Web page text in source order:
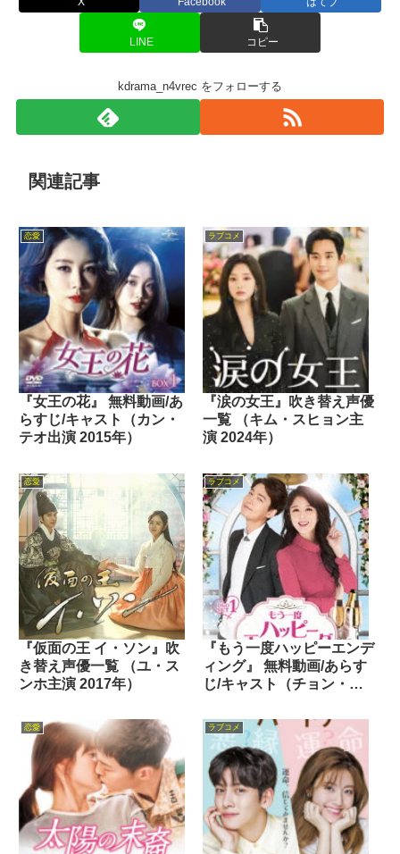
LINE コピー
kdrama_n4vrec をフォローする
関連記事
恋愛
『女王の花』 無料動画/あ
らすじ/キャスト（カン・
テオ出演 2015年）
ラブコメ
『涙の女王』吹き替え声優
一覧 （キム・スヒョン主
演 2024年）
恋愛
『仮面の王 イ・ソン』吹
き替え声優一覧 （ユ・ス
ンホ主演 2017年）
ラブコメ
『もう一度ハッピーエンデ
ィング』 無料動画/あらす
じ/キャスト（チョン・ギ
恋愛 ラブコメ